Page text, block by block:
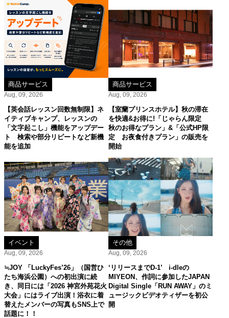
商品サービス
Aug, 09, 2026
【英会話レッスン回数無制限】ネ
イティブキャンプ、レッスンの
「文字起こし」機能をアップデー
ト 検索や部分リピートなど新機
能を追加
商品サービス
Aug, 09, 2026
【室蘭プリンスホテル】秋の滞在
を快適&お得に!「じゃらん限定
秋のお得なプラン」&「公式HP限
定 お夜食付きプラン」の販売を
開始
イベント
Aug, 09, 2026
≒JOY 「LuckyFes’26」（国営ひ
たち海浜公園）への初出演に続
き、同日には「2026 神宮外苑花火
大会」にはライブ出演！浴衣に着
替えたメンバーの写真もSNS上で
話題に！！
その他
Aug, 09, 2026
‘リリースまでD-1’ i-dleの
MIYEON、作詞に参加したJAPAN
Digital Single「RUN AWAY」のミ
ュージックビデオティザーを初公
開